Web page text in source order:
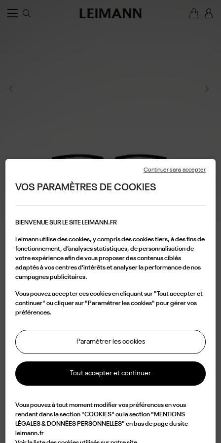
LEIMANN XII LAQUERED BLACK
Couleur
Ajouter au panier
Caractérisée par une forme carrée en acétate noir, la LEIM XII C 001 est un
design d'élégance et d'originalité. Légère mais d'une durabilité
impressionnante, cette monture est fabriquée en France à partir d'une
VOS PARAMÈTRES DE COOKIES
BIENVENUE SUR LE SITE LEIMANN.FR
Leimann utilise des cookies, y compris des cookies tiers, à des fins de
fonctionnement, d’analyses statistiques, de personnalisation de
votre expérience afin de vous proposer des contenus ciblés
adaptés à vos centres d’intérêts et analyser la performance de nos
campagnes publicitaires.
Vous pouvez accepter ces cookies en cliquant sur "Tout accepter et
continuer" ou cliquer sur "Paramétrer les cookies" pour gérer vos
préférences.
Paramétrer les cookies
Tout accepter et continuer
Vous pouvez à tout moment modifier vos préférences en vous
rendant dans la section "COOKIES" ou la section "MENTIONS
LÉGALES & DONNÉES PERSONNELLES" en bas de page du site
leimann.fr
Continuer sans accepter